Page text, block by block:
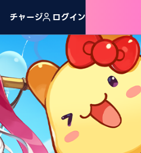
チャージ ログイン